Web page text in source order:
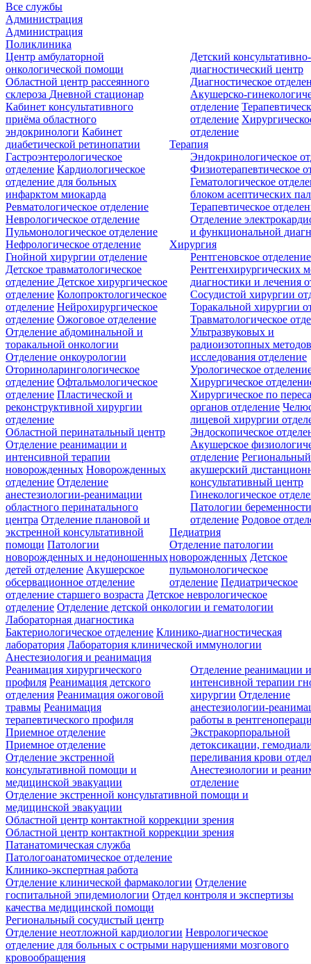
Все службы
Администрация
Администрация
Поликлиника
Центр амбулаторной
онкологической помощи
Областной центр рассеянного
склероза Дневной стационар
Кабинет консультативного
приёма областного
эндокринологи Кабинет
диабетической ретинопатии
Детский консультативно-
диагностический центр
Диагностическое
Акушерско-
отделение
отделение
отделение
Терапия
Гастроэнтерологическое
отделение Кардиологическое
отделение для больных
инфарктом миокарда
Ревматологическое отделение
Неврологическое отделение
Пульмонологическое отделение
Нефрологическое отделение
Эндокринологическое
Физиотерапевтическое
Гематологическое
блоком асептических
Терапевтическое
Отделение
и функциональной
Хирургия
Гнойной хирургии отделение
Детское травматологическое
отделение Детское хирургическое
отделение Колопроктологическое
отделение Нейрохирургическое
отделение Ожоговое отделение
Отделение абдоминальной и
торакальной онкологии
Отделение онкоурологии
Оториноларингологическое
отделение Офтальмологическое
отделение Пластической и
реконструктивной хирургии
отделение
Рентгеновское отделение
Рентгенхирургических
диагностики и лечения
Сосудистой хирургии
Торакальной хирургии
Травматологическое
Ультразвуковых и
радиоизотопных
исследования отделение
Урологическое
Хирургическое
Хирургическое по
органов отделение
лицевой хирургии
Эндоскопическое
Областной перинатальный центр
Отделение реанимации и
интенсивной терапии
новорожденных Новорожденных
отделение Отделение
анестезиологии-реанимации
областного перинатального
центра Отделение плановой и
экстренной консультативной
помощи Патологии
новорожденных и недоношенных
детей отделение Акушерское
обсервационное отделение
Акушерское
отделение Региональный
акушерский
консультативный центр
Гинекологическое
Патологии
отделение Родовое
Педиатрия
Отделение патологии
новорожденных Детское
пульмонологическое
отделение Педиатрическое
отделение старшего возраста Детское неврологическое
отделение Отделение детской онкологии и гематологии
Лабораторная диагностика
Бактериологическое отделение Клинико-диагностическая
лаборатория Лаборатория клинической иммунологии
Анестезиология и реанимация
Реанимация хирургического
профиля Реанимация детского
отделения Реанимация ожоговой
травмы Реанимация
терапевтического профиля
Отделение реанимации
интенсивной терапии
хирургии Отделение
анестезиологии-
работы в
Экстракорпоральной
детоксикации,
переливания крови
Анестезиологии и
отделение
Приемное отделение
Приемное отделение
Отделение экстренной
консультативной помощи и
медицинской эвакуации
Отделение экстренной консультативной помощи и
медицинской эвакуации
Областной центр контактной коррекции зрения
Областной центр контактной коррекции зрения
Патанатомическая служба
Патологоанатомическое отделение
Клинико-экспертная работа
Отделение клинической фармакологии Отделение
госпитальной эпидемиологии Отдел контроля и экспертизы
качества медицинской помощи
Региональный сосудистый центр
Отделение неотложной кардиологии Неврологическое
отделение для больных с острыми нарушениями мозгового
кровообращения